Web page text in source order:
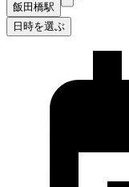
飯田橋駅
日時を選ぶ